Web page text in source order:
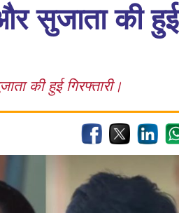
सुजाता की हुई
की हुई गिरफ्तारी।